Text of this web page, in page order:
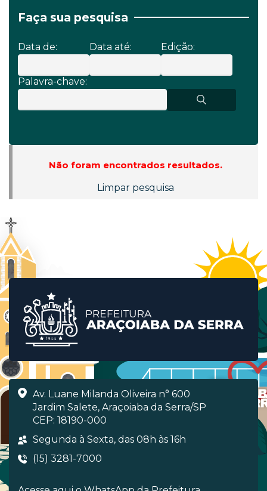
Faça sua pesquisa
Data de: Data até: Edição:
Palavra-chave:
Não foram encontrados resultados.
Limpar pesquisa
Av. Luane Milanda Oliveira n° 600
Jardim Salete, Araçoiaba da Serra/SP
CEP: 18190-000
Segunda à Sexta, das 08h às 16h
(15) 3281-7000